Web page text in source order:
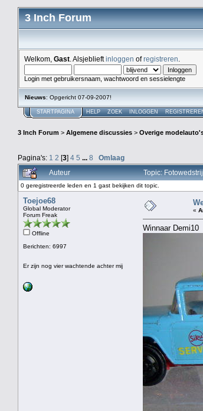
3 Inch Forum
Welkom, Gast . Alsjeblieftinloggen ofregistreren
Login met gebruikersnaam, wachtwoord en sessielengte
Nieuws: Opgericht 07-09-2007!
STARTPAGINA HELP ZOEK INLOGGEN
3 Inch Forum > Algemene discussies > Overige
Pagina's: 1 2 [3] 4 5 ... 8 Omlaag
Auteur Topic:
0 geregistreerde leden en 1 gast bekijken dit topic.
Toejoe68
Global Moderator
Forum Freak
Offline
Berichten: 6997
Er zijn nog vier wachtende achter mij
«
Winnaar Demi10